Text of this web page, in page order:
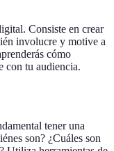
Consiste en crear
involucre y motive a
cómo
con tu audiencia.
tener una
son? ¿Cuáles son